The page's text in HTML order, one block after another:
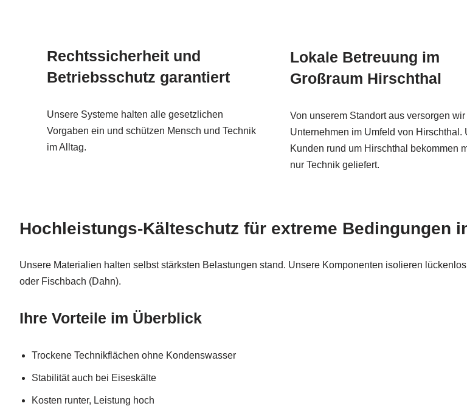
Rechtssicherheit und
Betriebsschutz garantiert
Unsere Systeme halten alle gesetzlichen
Vorgaben ein und schützen Mensch und Technik
im Alltag.
Lokale Betreuung im
Großraum Hirschthal
Von unserem Standort aus versorgen wir
Unternehmen im Umfeld von Hirschthal.
Kunden rund um Hirschthal bekommen
nur Technik geliefert.
Hochleistungs-Kälteschutz für extreme Bedingungen
Unsere Materialien halten selbst stärksten Belastungen stand. Unsere Komponenten isolieren
oder Fischbach (Dahn).
Ihre Vorteile im Überblick
Trockene Technikflächen ohne Kondenswasser
Stabilität auch bei Eiseskälte
Kosten runter, Leistung hoch